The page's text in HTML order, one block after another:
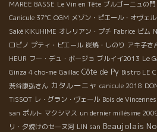
MAREE BASSE Le Vin en Tête ブルゴーニュの門
Canicule 37℃ OGM メゾン・ピエール・オヴェル
Saké KIKUHIME オレリアン・プチ Fabrice ビム
ロビノ プティ・ピエール 炭焼・しのり アキ子さ
HEUR フー・デュ・ボージョ ブルイイ2013 Le
Ginza 4 cho-me Gaillac Côte de Py Bistro LE
渋谷康弘さん カタルーニャ canicule 2018
TISSOT レ・グラン・ヴェール Bois de Vincennes
san ポルト マクシマス un dernier millésime
リ・夕焼けのセーヌ河 LIN san Beaujolais